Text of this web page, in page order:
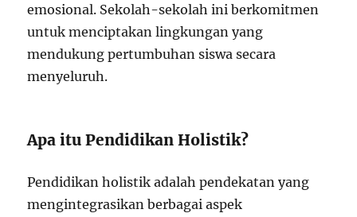
emosional. Sekolah-sekolah ini berkomitmen
untuk menciptakan lingkungan yang
mendukung pertumbuhan siswa secara
menyeluruh.
Apa itu Pendidikan Holistik?
Pendidikan holistik adalah pendekatan yang
mengintegrasikan berbagai aspek